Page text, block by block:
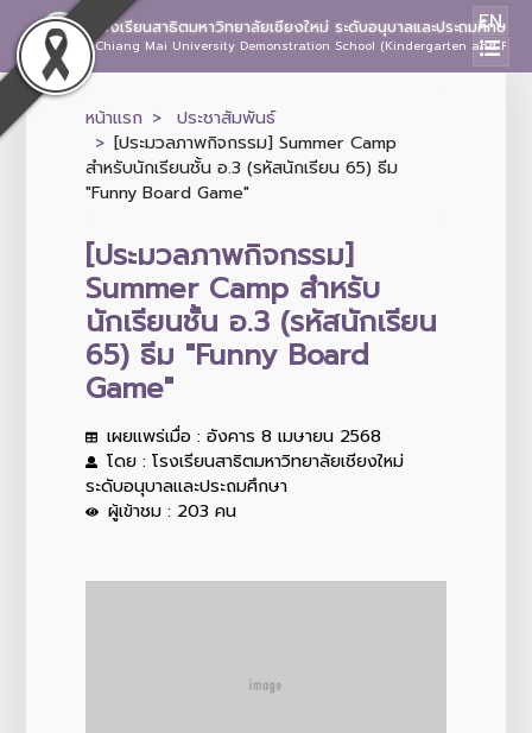
โรงเรียนสาธิตมหาวิทยาลัยเชียงใหม่ ระดับอนุบาลและประถมศึกษา
Chiang Mai University Demonstration School (Kindergarten and
EN
หน้าแรก
ประชาสัมพันธ์
[ประมวลภาพกิจกรรม] Summer Camp
สำหรับนักเรียนชั้น อ.3 (รหัสนักเรียน 65) ธีม
"Funny Board Game"
[ประมวลภาพกิจกรรม]
Summer Camp สำหรับ
นักเรียนชั้น อ.3 (รหัสนักเรียน
65) ธีม "Funny Board
Game"
เผยแพร่เมื่อ : อังคาร 8 เมษายน 2568
โดย : โรงเรียนสาธิตมหาวิทยาลัยเชียงใหม่
ระดับอนุบาลและประถมศึกษา
ผู้เข้าชม : 203 คน